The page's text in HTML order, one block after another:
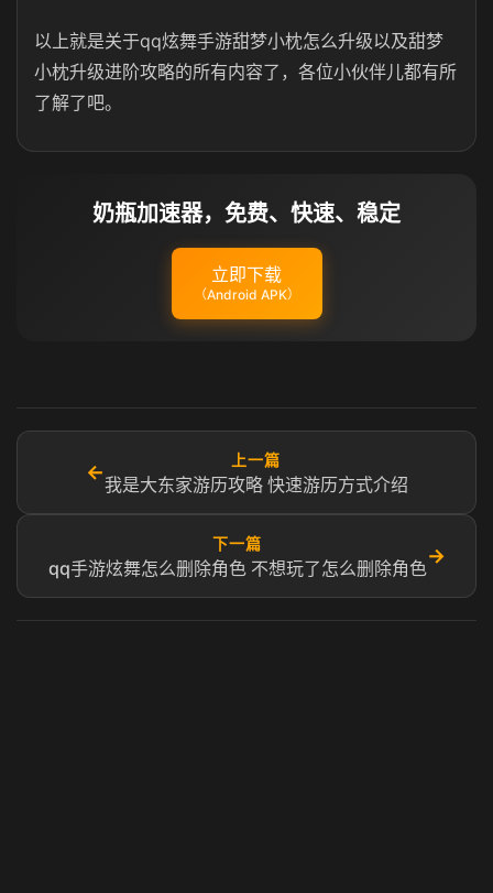
以上就是关于qq炫舞手游甜梦小枕怎么升级以及甜梦
小枕升级进阶攻略的所有内容了，各位小伙伴儿都有所
了解了吧。
奶瓶加速器，免费、快速、稳定
立即下载
（Android APK）
←
上一篇
我是大东家游历攻略 快速游历方式介绍
下一篇
qq手游炫舞怎么删除角色 不想玩了怎么删除角色
→